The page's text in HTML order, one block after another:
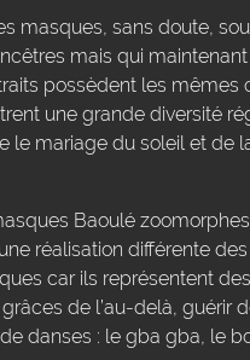
masques, sans doute,
mais qui
possèdent les
une grande diversité
le mariage du soleil et de
Baoulé
réalisation différente
car ils représentent
de l’au-delà, guérir
danses : le gba gba, le